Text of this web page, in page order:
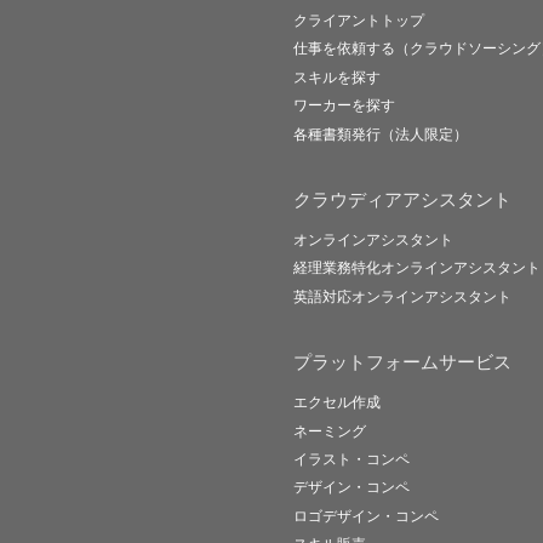
クライアントトップ
仕事を依頼する（クラウドソーシング
スキルを探す
ワーカーを探す
各種書類発行（法人限定）
クラウディアアシスタント
オンラインアシスタント
経理業務特化オンラインアシスタント
英語対応オンラインアシスタント
プラットフォームサービス
エクセル作成
ネーミング
イラスト・コンペ
デザイン・コンペ
ロゴデザイン・コンペ